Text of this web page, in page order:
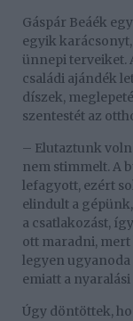
Gáspár Beáék
egyik
ünnepi terveiket.
családi ajándék
díszek,
szentestét az
– Elutaztunk
nem stimmelt. A
lefagyott, ezért
elindult a
a csatlakozást,
ott maradni,
legyen ugyanoda
emiatt a
Úgy döntöttek,